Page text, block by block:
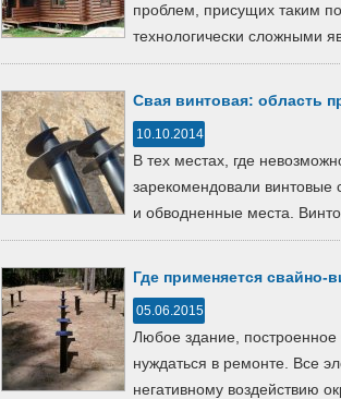
проблем, присущих таким
технологически сложными
Свая винтовая: область
10.10.2014
В тех местах, где
зарекомендовали винтовые
и обводненные места.
Где применяется свайно-
05.06.2015
Любое здание,
нуждаться в ремонте. Все
негативному воздействию